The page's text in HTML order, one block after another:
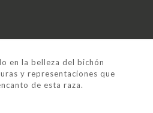
en la belleza del bichón
y representaciones que
de esta raza.